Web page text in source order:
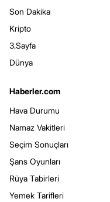
Son Dakika
Kripto
3.Sayfa
Dünya
Haberler.com
Hava Durumu
Namaz Vakitleri
Seçim Sonuçları
Şans Oyunları
Rüya Tabirleri
Yemek Tarifleri